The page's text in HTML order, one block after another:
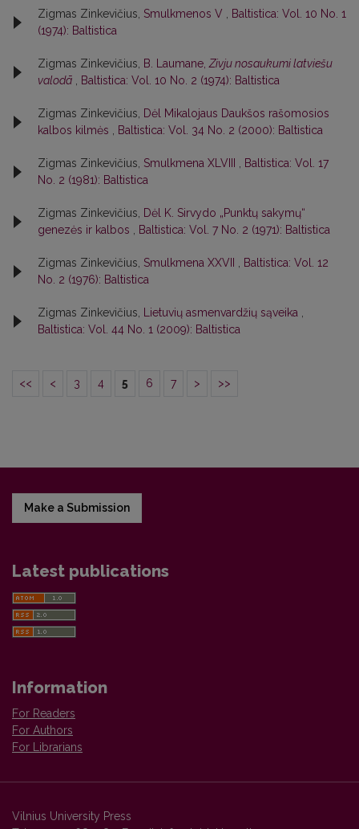
Zigmas Zinkevičius, Smulkmenos V , Baltistica: Vol. 10 No. 1
(1974): Baltistica
Zigmas Zinkevičius, B. Laumane,Zivju nosaukumi latviešu
valodā , Baltistica: Vol. 10 No. 2 (1974): Baltistica
Zigmas Zinkevičius, Dėl Mikalojaus Daukšos rašomosios
kalbos kilmės , Baltistica: Vol. 34 No. 2 (2000): Baltistica
Zigmas Zinkevičius, Smulkmena XLVIII , Baltistica: Vol. 17
No. 2 (1981): Baltistica
Zigmas Zinkevičius, Dėl K. Sirvydo „Punktų sakymų“
genezės ir kalbos , Baltistica: Vol. 7 No. 2 (1971): Baltistica
Zigmas Zinkevičius, Smulkmena XXVII , Baltistica: Vol. 12
No. 2 (1976): Baltistica
Zigmas Zinkevičius, Lietuvių asmenvardžių sąveika ,
Baltistica: Vol. 44 No. 1 (2009): Baltistica
<< < 3 4 5 6 7 > >>
Make a Submission
Latest publications
Information
For Readers
For Authors
For Librarians
Vilnius University Press